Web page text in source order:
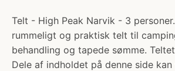
Telt - High Peak Narvik - 3
rummeligt og praktisk telt til
behandling og tapede sømme.
Dele af indholdet på denne side